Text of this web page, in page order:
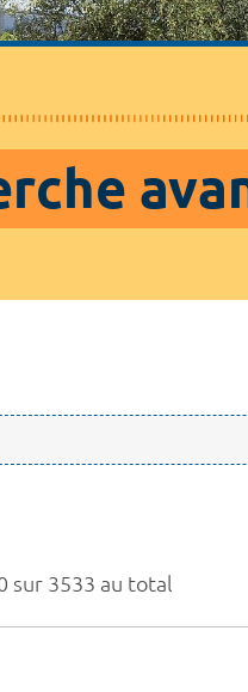
sur 3533 au total